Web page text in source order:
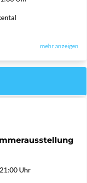
mehr anzeigen
Uhr